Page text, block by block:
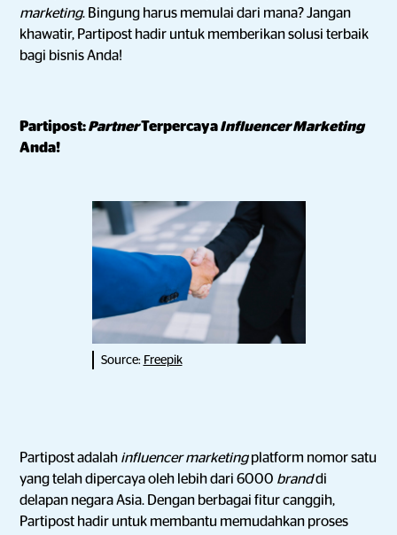
marketing. Bingung harus memulai dari mana? Jangan
khawatir, Partipost hadir untuk memberikan solusi terbaik
bagi bisnis Anda!
Partipost:PartnerTerpercayaInfluencer Marketing
Anda!
Source: Freepik
Partipost adalah influencer marketingplatform nomor satu
yang telah dipercaya oleh lebih dari 6000 branddi
delapan negara Asia. Dengan berbagai fitur canggih,
Partipost hadir untuk membantu memudahkan proses